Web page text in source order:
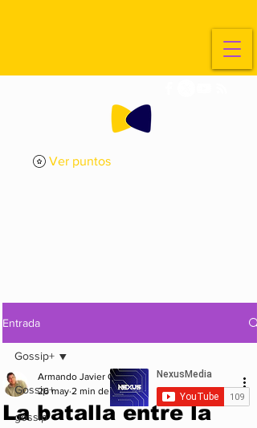
Ver puntos
Entrada
Gossip+
gossip
Gossip+
La batalla entre la
Armando Javier Garcia
26 may 2 min de lectura